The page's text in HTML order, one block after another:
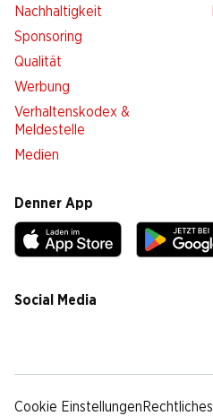
Nachhaltigkeit
Sponsoring
Qualität
Werbung
Verhaltenskodex &
Meldestelle
Medien
Denner App
Social Media
Cookie Einstellungen Rechtliches